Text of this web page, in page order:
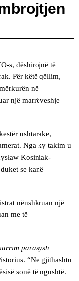
s, dëshirojnë të
Për këtë qëllim,
në
një marrëveshje
ushtarake,
Nga ky takim u
Kosiniak-
se kanë
nënshkruan një
me të
parasysh
“Ne gjithashtu
sonë të ngushtë.